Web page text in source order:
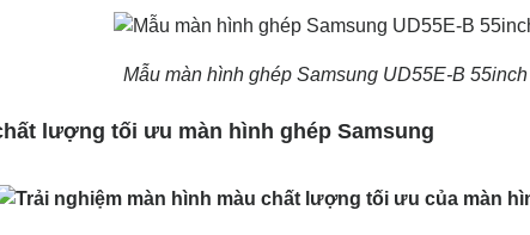
Mẫu màn hình ghép Samsung UD55E-B
lượng tối ưu màn hình ghép Samsung